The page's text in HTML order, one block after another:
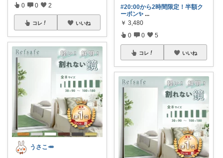
0 0 2
コレ いいね
うさこ🥕
#20:00から2時間限定！半額ク
ーポン✨ ...
￥ 3,480
0 0 5
コレ いいね